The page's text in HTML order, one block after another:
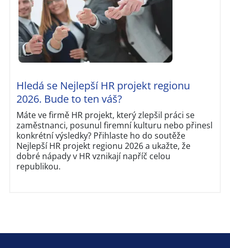
Hledá se Nejlepší HR projekt regionu
2026. Bude to ten váš?
Máte ve firmě HR projekt, který zlepšil práci se
zaměstnanci, posunul firemní kulturu nebo přinesl
konkrétní výsledky? Přihlaste ho do soutěže
Nejlepší HR projekt regionu 2026 a ukažte, že
dobré nápady v HR vznikají napříč celou
republikou.